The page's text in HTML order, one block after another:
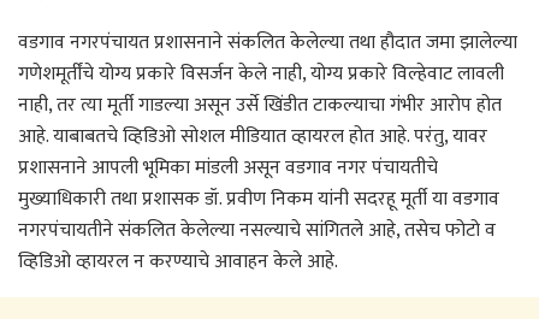
वडगाव नगरपंचायत प्रशासनाने संकलित केलेल्या तथा हौदात जमा झालेल्या
गणेशमूर्तींचे योग्य प्रकारे विसर्जन केले नाही, योग्य प्रकारे विल्हेवाट लावली
नाही, तर त्या मूर्ती गाडल्या असून उर्से खिंडीत टाकल्याचा गंभीर आरोप होत
आहे. याबाबतचे व्हिडिओ सोशल मीडियात व्हायरल होत आहे. परंतु, यावर
प्रशासनाने आपली भूमिका मांडली असून वडगाव नगर पंचायतीचे
मुख्याधिकारी तथा प्रशासक डॉ. प्रवीण निकम यांनी सदरहू मूर्ती या वडगाव
नगरपंचायतीने संकलित केलेल्या नसल्याचे सांगितले आहे, तसेच फोटो व
व्हिडिओ व्हायरल न करण्याचे आवाहन केले आहे.